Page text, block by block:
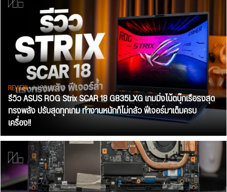
REVIEW• Jul 28, 2026
รีวิว ASUS ROG Strix SCAR 18 G835LXG เกมมิ่งโน้ตบุ๊กเรือธงสุด
ทรงพลัง ปรับสุดทุกเกม ทำงานหนักก็ไม่กลัว ฟีเจอร์มาเต็มครบ
เครื่อง!!